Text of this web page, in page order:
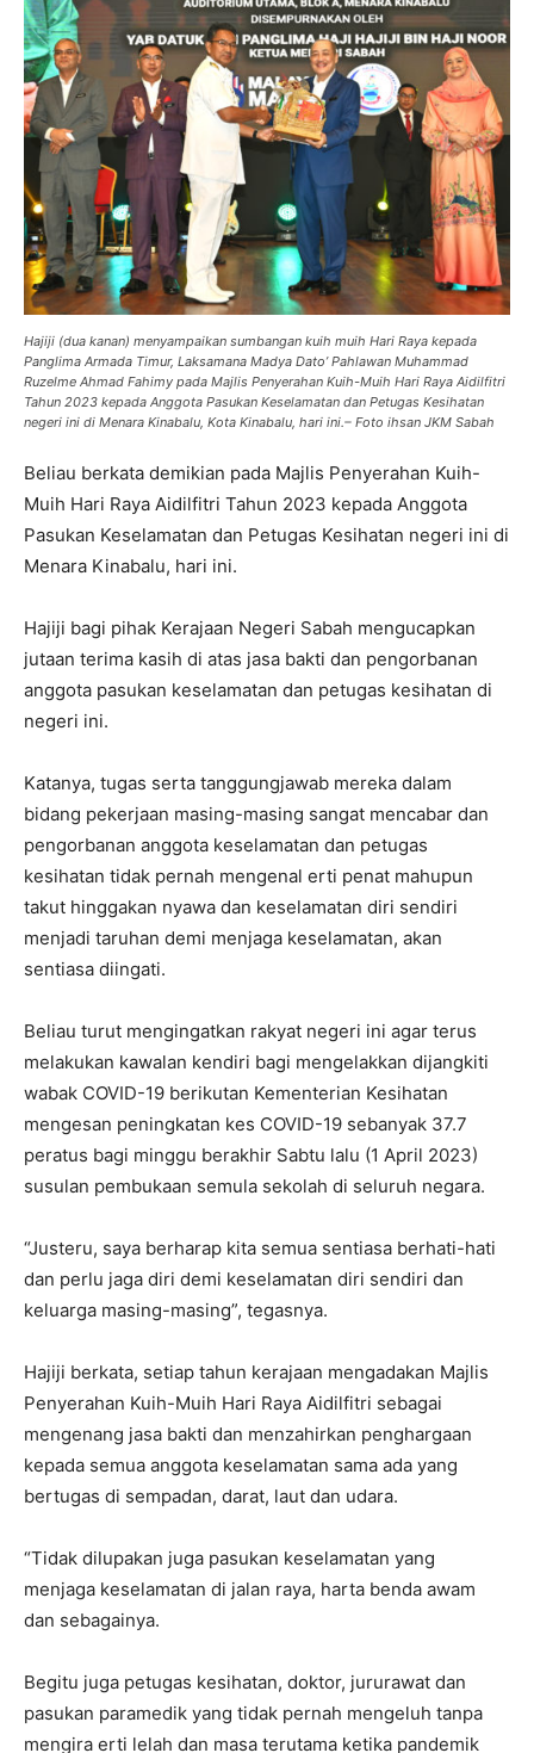
Hajiji (dua kanan) menyampaikan sumbangan kuih muih Hari Raya kepada
Panglima Armada Timur, Laksamana Madya Dato’ Pahlawan Muhammad
Ruzelme Ahmad Fahimy pada Majlis Penyerahan Kuih-Muih Hari Raya Aidilfitri
Tahun 2023 kepada Anggota Pasukan Keselamatan dan Petugas Kesihatan
negeri ini di Menara Kinabalu, Kota Kinabalu, hari ini.– Foto ihsan JKM Sabah
Beliau berkata demikian pada Majlis Penyerahan Kuih-
Muih Hari Raya Aidilfitri Tahun 2023 kepada Anggota
Pasukan Keselamatan dan Petugas Kesihatan negeri ini di
Menara Kinabalu, hari ini.
Hajiji bagi pihak Kerajaan Negeri Sabah mengucapkan
jutaan terima kasih di atas jasa bakti dan pengorbanan
anggota pasukan keselamatan dan petugas kesihatan di
negeri ini.
Katanya, tugas serta tanggungjawab mereka dalam
bidang pekerjaan masing-masing sangat mencabar dan
pengorbanan anggota keselamatan dan petugas
kesihatan tidak pernah mengenal erti penat mahupun
takut hinggakan nyawa dan keselamatan diri sendiri
menjadi taruhan demi menjaga keselamatan, akan
sentiasa diingati.
Beliau turut mengingatkan rakyat negeri ini agar terus
melakukan kawalan kendiri bagi mengelakkan dijangkiti
wabak COVID-19 berikutan Kementerian Kesihatan
mengesan peningkatan kes COVID-19 sebanyak 37.7
peratus bagi minggu berakhir Sabtu lalu (1 April 2023)
susulan pembukaan semula sekolah di seluruh negara.
“Justeru, saya berharap kita semua sentiasa berhati-hati
dan perlu jaga diri demi keselamatan diri sendiri dan
keluarga masing-masing”, tegasnya.
Hajiji berkata, setiap tahun kerajaan mengadakan Majlis
Penyerahan Kuih-Muih Hari Raya Aidilfitri sebagai
mengenang jasa bakti dan menzahirkan penghargaan
kepada semua anggota keselamatan sama ada yang
bertugas di sempadan, darat, laut dan udara.
“Tidak dilupakan juga pasukan keselamatan yang
menjaga keselamatan di jalan raya, harta benda awam
dan sebagainya.
Begitu juga petugas kesihatan, doktor, jururawat dan
pasukan paramedik yang tidak pernah mengeluh tanpa
mengira erti lelah dan masa terutama ketika pandemik